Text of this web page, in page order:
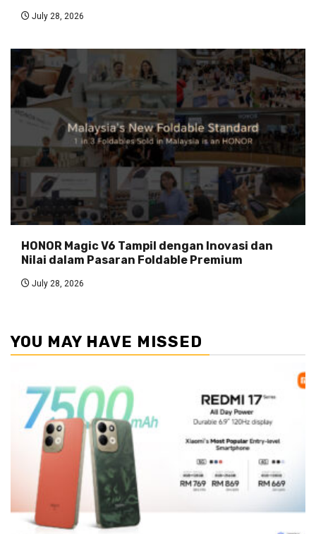
July 28, 2026
HONOR Magic V6 Tampil dengan Inovasi dan
Nilai dalam Pasaran Foldable Premium
July 28, 2026
YOU MAY HAVE MISSED